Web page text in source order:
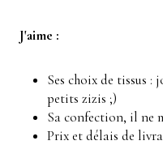
J'aime :
Ses choix de tissus :
petits zizis ;)
Sa confection, il ne
Prix et délais de